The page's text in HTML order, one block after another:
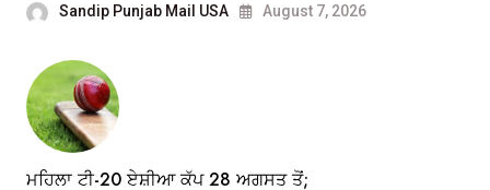
Sandip Punjab Mail USA August 7, 2026
ਮਹਿਲਾ ਟੀ-20 ਏਸ਼ੀਆ ਕੱਪ 28 ਅਗਸਤ ਤੋਂ;